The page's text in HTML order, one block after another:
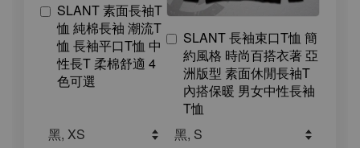
SLANT 素面長袖T
恤 純棉長袖 潮流T
恤 長袖平口T恤 中
性長T 柔棉舒適 4
色可選
SLANT 長袖束口T恤 簡
約風格 時尚百搭衣著 亞
洲版型 素面休閒長袖T
內搭保暖 男女中性長袖
T恤